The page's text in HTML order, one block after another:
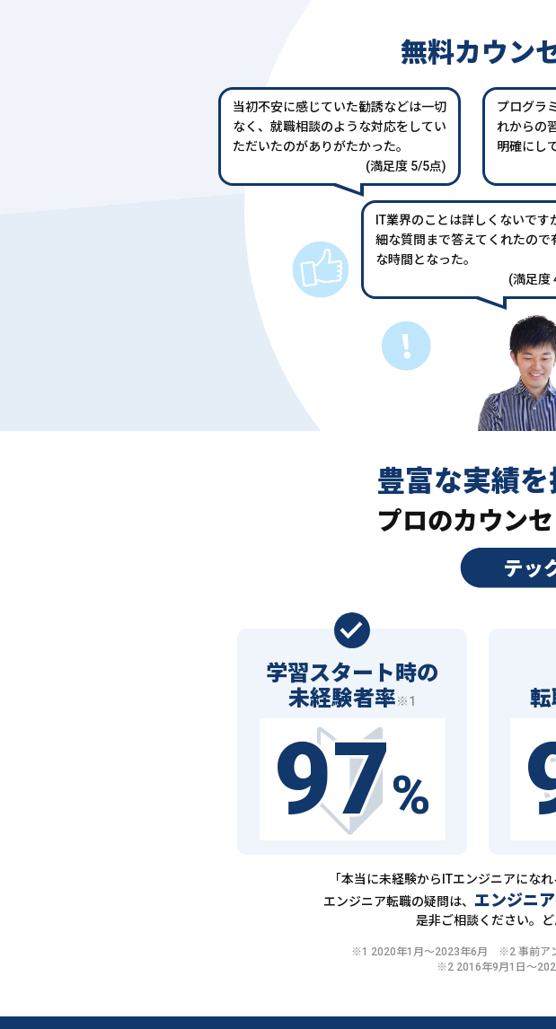
無料カウン
当初不安に感じていた勧誘などは一切
なく、就職相談のような対応をしてい
ただいたのがありがたかった。
(満足度 5/5点)
プログラ
れからの
明確にし
IT業界のことは詳しくないです
細な質問まで答えてくれたので
な時間となった。
(満足度
豊富な実績を
プロのカウン
学習スタート時の
未経験者率※1
97%
転
「本当に未経験からITエンジニアにな
エンジニア転職の疑問は、 エンジニ
是非ご相談ください。
※1 2020年1月〜2023年6月 ※2 事前アン
※2 2016年9月1日〜